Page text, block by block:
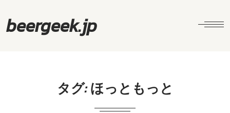
beergeek.jp
タグ:ほっともっと